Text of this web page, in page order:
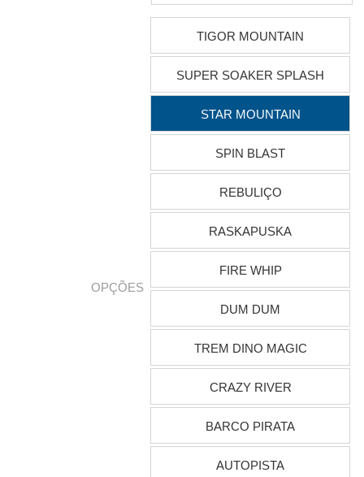
OPÇÕES
TIGOR MOUNTAIN
SUPER SOAKER SPLASH
STAR MOUNTAIN
SPIN BLAST
REBULIÇO
RASKAPUSKA
FIRE WHIP
DUM DUM
TREM DINO MAGIC
CRAZY RIVER
BARCO PIRATA
AUTOPISTA